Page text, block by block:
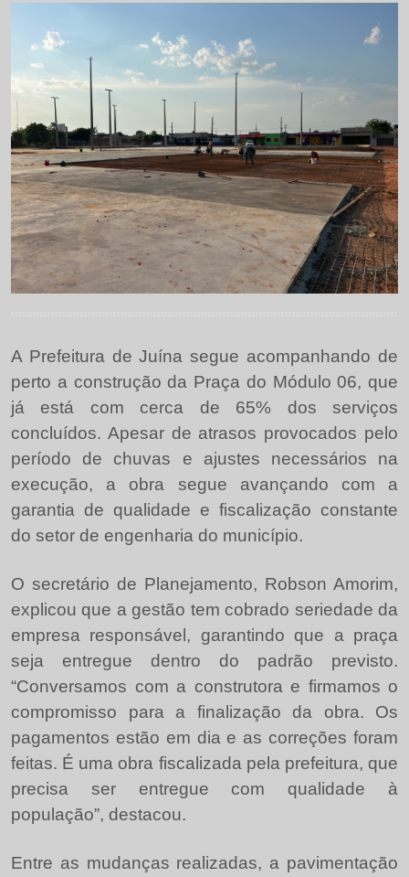
A Prefeitura de Juína segue acompanhando de
perto a construção da Praça do Módulo 06, que
já está com cerca de 65% dos serviços
concluídos. Apesar de atrasos provocados pelo
período de chuvas e ajustes necessários na
execução, a obra segue avançando com a
garantia de qualidade e fiscalização constante
do setor de engenharia do município.
O secretário de Planejamento, Robson Amorim,
explicou que a gestão tem cobrado seriedade da
empresa responsável, garantindo que a praça
seja entregue dentro do padrão previsto.
“Conversamos com a construtora e firmamos o
compromisso para a finalização da obra. Os
pagamentos estão em dia e as correções foram
feitas. É uma obra fiscalizada pela prefeitura, que
precisa ser entregue com qualidade à
população”, destacou.
Entre as mudanças realizadas, a pavimentação